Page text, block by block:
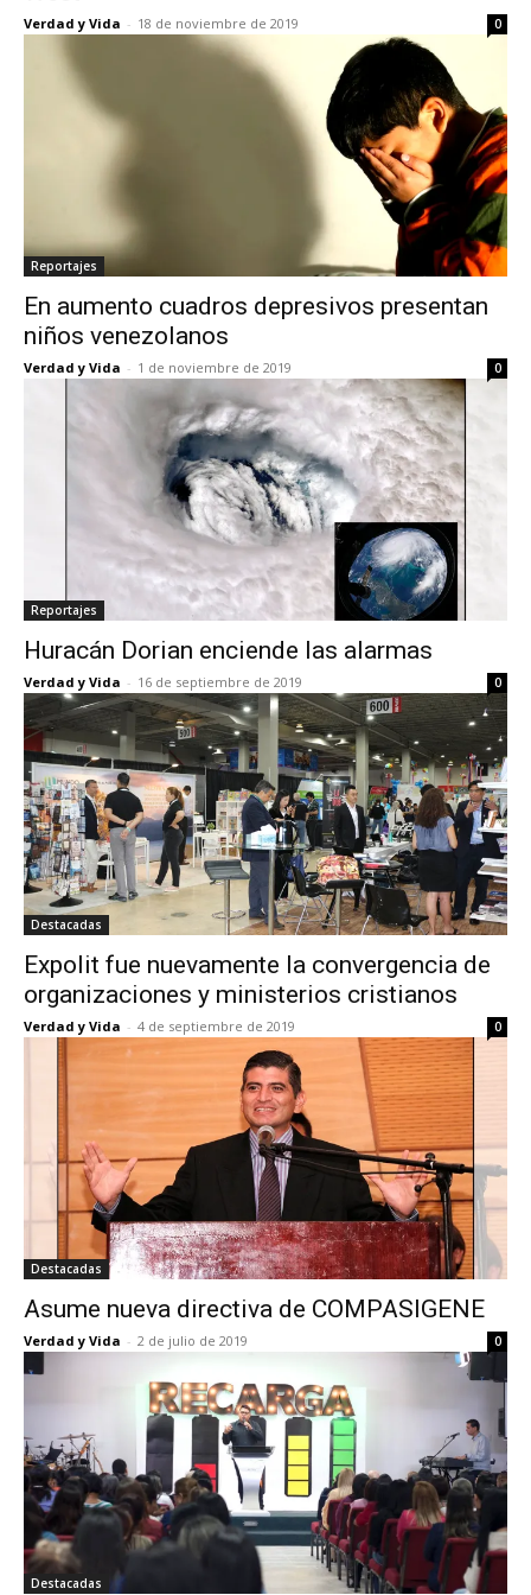
Verdad y Vida - 18 de noviembre de 2019 0
Reportajes
En aumento cuadros depresivos presentan
niños venezolanos
Verdad y Vida - 1 de noviembre de 2019 0
Reportajes
Huracán Dorian enciende las alarmas
Verdad y Vida - 16 de septiembre de 2019 0
Destacadas
Expolit fue nuevamente la convergencia de
organizaciones y ministerios cristianos
Verdad y Vida - 4 de septiembre de 2019 0
Destacadas
Asume nueva directiva de COMPASIGENE
Verdad y Vida - 2 de julio de 2019 0
Destacadas